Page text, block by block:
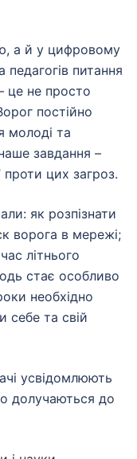
а й у цифровому
питання
це не просто
постійно
молоді та
завдання –
цих загроз.
як розпізнати
ворога в мережі;
літнього
стає особливо
необхідно
себе та свій
усвідомлюють
долучаються до